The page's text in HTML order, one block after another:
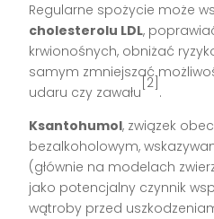
Regularne spożycie może
cholesterolu LDL,
krwionośnych, obniżać
samym zmniejszać
udaru czy zawału
[2]
.
Ksantohumol, związek
bezalkoholowym,
(głównie na modelach
jako potencjalny czynnik
wątroby przed